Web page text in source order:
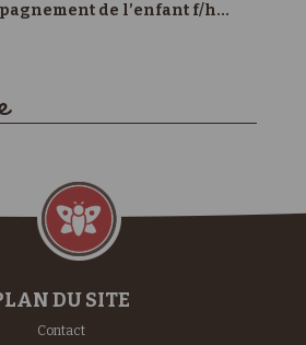
de l’enfant f/h...
DU SITE
Contact